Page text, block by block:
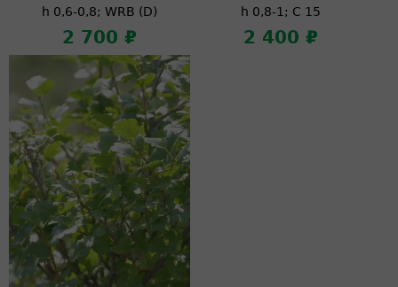
h 0,6-0,8; WRB (D)
2 700 ₽
h 0,8-1; C 15
2 400 ₽